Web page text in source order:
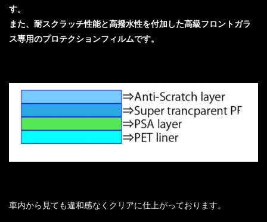
す。
また、耐スクラッチ性能と高撥水性を付加した高級フロントガラ
ス専用のプロテクションフィルムです。
車内から見ても違和感なくクリアに仕上がっております。